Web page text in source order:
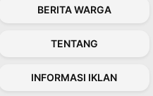
BERITA WARGA
TENTANG
INFORMASI IKLAN